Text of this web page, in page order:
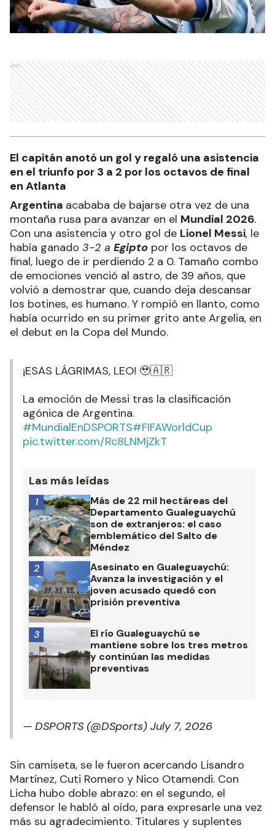
Ads
El capitán anotó un gol y regaló una asistencia
en el triunfo por 3 a 2 por los octavos de final
en Atlanta
Argentina acababa de bajarse otra vez de una
montaña rusa para avanzar en el Mundial 2026.
Con una asistencia y otro gol de Lionel Messi, le
había ganado 3-2 a Egipto por los octavos de
final, luego de ir perdiendo 2 a 0. Tamaño combo
de emociones venció al astro, de 39 años, que
volvió a demostrar que, cuando deja descansar
los botines, es humano. Y rompió en llanto, como
había ocurrido en su primer grito ante Argelia, en
el debut en la Copa del Mundo.
¡ESAS LÁGRIMAS, LEO! 🥹🇦🇷
La emoción de Messi tras la clasificación
agónica de Argentina.
#MundialEnDSPORTS#FIFAWorldCup
pic.twitter.com/Rc8LNMjZkT
Las más leídas
Más de 22 mil hectáreas del
Departamento Gualeguaychú
son de extranjeros: el caso
emblemático del Salto de
Méndez
1
Asesinato en Gualeguaychú:
Avanza la investigación y el
joven acusado quedó con
prisión preventiva
2
El río Gualeguaychú se
mantiene sobre los tres metros
y continúan las medidas
preventivas
3
— DSPORTS (@DSports) July 7, 2026
Sin camiseta, se le fueron acercando Lisandro
Martínez, Cuti Romero y Nico Otamendi. Con
Licha hubo doble abrazo: en el segundo, el
defensor le habló al oído, para expresarle una vez
más su agradecimiento. Titulares y suplentes